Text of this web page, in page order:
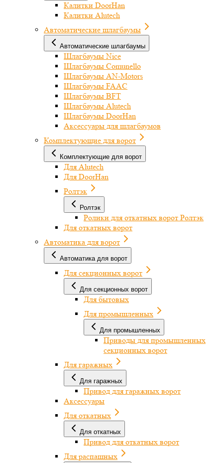
Калитки DoorHan
Калитки Alutech
Автоматические шлагбаумы
Автоматические шлагбаумы
Шлагбаумы Nice
Шлагбаумы Comunello
Шлагбаумы AN-Motors
Шлагбаумы FAAC
Шлагбаумы BFT
Шлагбаумы Alutech
Шлагбаумы DoorHan
Аксессуары для шлагбаумов
Комплектующие для ворот
Комплектующие для ворот
Для Alutech
Для DoorHan
Ролтэк
Ролтэк
Ролики для откатных ворот Ролтэк
Для откатных ворот
Автоматика для ворот
Автоматика для ворот
Для секционных ворот
Для секционных ворот
Для бытовых
Для промышленных
Для промышленных
Приводы для промышленных
секционных ворот
Для гаражных
Для гаражных
Привод для гаражных ворот
Аксессуары
Для откатных
Для откатных
Привод для откатных ворот
Для распашных